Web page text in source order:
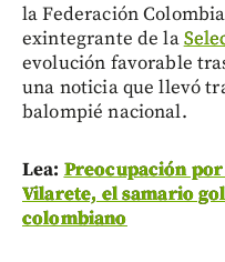
la Federación
exintegrante de la
evolución favorable
una noticia que llevó
balompié nacional.
Lea: Preocupación
Vilarete, el samario
colombiano